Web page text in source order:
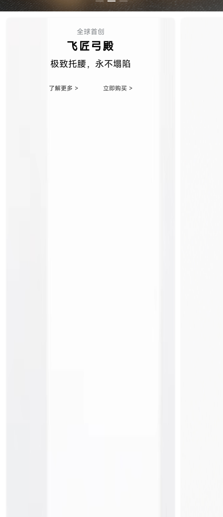
全球首创
飞匠弓殿
极致托腰，永不塌陷
了解更多 > 立即购买 >